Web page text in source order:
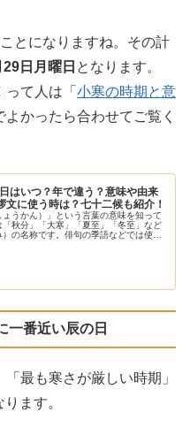
とになりますね。その計
29日月曜日 となります。
て人は「 小寒の時期と意
よかったら合わせてご覧く
はいつ？年で違う？意味や由来
文に使う時は？七十二候も紹介！
ょうかん）」という言葉の意味を知って
秋分」「大寒」「夏至」「冬至」など
の名称です。俳句の季語などでは使わ
番近い辰の日
最も寒さが厳しい時期」
ます。